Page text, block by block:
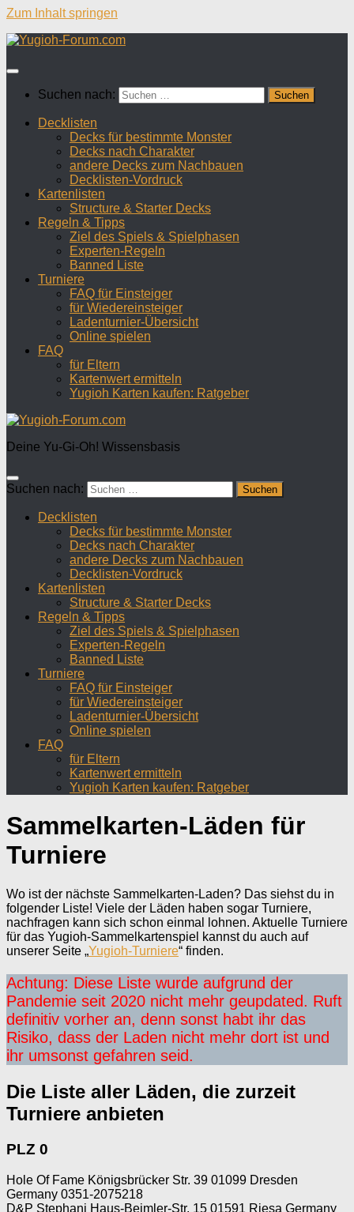
Zum Inhalt springen
Suchen nach:
Decklisten
Decks für bestimmte Monster
Decks nach Charakter
andere Decks zum Nachbauen
Decklisten-Vordruck
Kartenlisten
Structure & Starter Decks
Regeln & Tipps
Ziel des Spiels & Spielphasen
Experten-Regeln
Banned Liste
Turniere
FAQ für Einsteiger
für Wiedereinsteiger
Ladenturnier-Übersicht
Online spielen
FAQ
für Eltern
Kartenwert ermitteln
Yugioh Karten kaufen: Ratgeber
Deine Yu-Gi-Oh! Wissensbasis
Suchen nach:
Decklisten
Decks für bestimmte Monster
Decks nach Charakter
andere Decks zum Nachbauen
Decklisten-Vordruck
Kartenlisten
Structure & Starter Decks
Regeln & Tipps
Ziel des Spiels & Spielphasen
Experten-Regeln
Banned Liste
Turniere
FAQ für Einsteiger
für Wiedereinsteiger
Ladenturnier-Übersicht
Online spielen
FAQ
für Eltern
Kartenwert ermitteln
Yugioh Karten kaufen: Ratgeber
Sammelkarten-Läden für
Turniere
Wo ist der nächste Sammelkarten-Laden? Das siehst du in
folgender Liste! Viele der Läden haben sogar Turniere,
nachfragen kann sich schon einmal lohnen. Aktuelle Turniere
für das Yugioh-Sammelkartenspiel kannst du auch auf
unserer Seite „Yugioh-Turniere“ finden.
Achtung: Diese Liste wurde aufgrund der
Pandemie seit 2020 nicht mehr geupdated. Ruft
definitiv vorher an, denn sonst habt ihr das
Risiko, dass der Laden nicht mehr dort ist und
ihr umsonst gefahren seid.
Die Liste aller Läden, die zurzeit
Turniere anbieten
PLZ 0
Hole Of Fame Königsbrücker Str. 39 01099 Dresden
Germany 0351-2075218
D&P Stephani Haus-Beimler-Str. 15 01591 Riesa Germany